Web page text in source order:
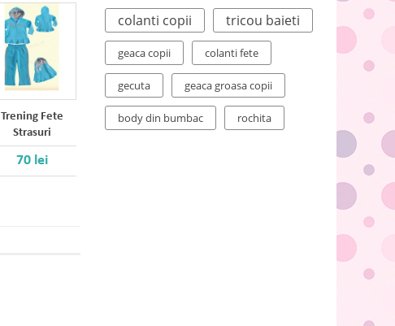
Trening Fete
Strasuri
70 lei
colanti copii tricou baieti
geaca copii colanti fete
gecuta geaca groasa copii
body din bumbac rochita